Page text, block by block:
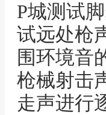
P城测试
试远处枪
围环境音
枪械射击
走声进行